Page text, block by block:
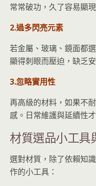
常常破功，久了容易顯
2.過多閃亮元素
若金屬、玻璃、鏡面都
顯得刺眼而壓迫，缺乏
3.忽略實用性
再高級的材料，如果不
感。日常維護與延續性
材質選品小工具
選對材質，除了依賴知
作的小工具：